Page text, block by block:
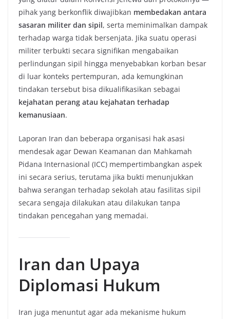
pihak yang berkonflik diwajibkan membedakan antara
sasaran militer dan sipil, serta meminimalkan dampak
terhadap warga tidak bersenjata. Jika suatu operasi
militer terbukti secara signifikan mengabaikan
perlindungan sipil hingga menyebabkan korban besar
di luar konteks pertempuran, ada kemungkinan
tindakan tersebut bisa dikualifikasikan sebagai
kejahatan perang atau kejahatan terhadap
kemanusiaan.
Laporan Iran dan beberapa organisasi hak asasi
mendesak agar Dewan Keamanan dan Mahkamah
Pidana Internasional (ICC) mempertimbangkan aspek
ini secara serius, terutama jika bukti menunjukkan
bahwa serangan terhadap sekolah atau fasilitas sipil
secara sengaja dilakukan atau dilakukan tanpa
tindakan pencegahan yang memadai.
Iran dan Upaya
Diplomasi Hukum
Iran juga menuntut agar ada mekanisme hukum